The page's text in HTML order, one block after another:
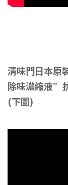
清味門日本原
除味濃縮液”
(下圖)